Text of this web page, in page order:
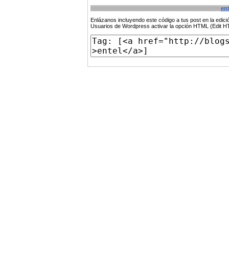
Enlázanos incluyendo este código a tus post en la
Usuarios de Wordpress activar la opción HTML (Edit